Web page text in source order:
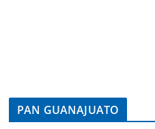
PAN GUANAJUATO